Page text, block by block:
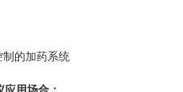
制的加药系统